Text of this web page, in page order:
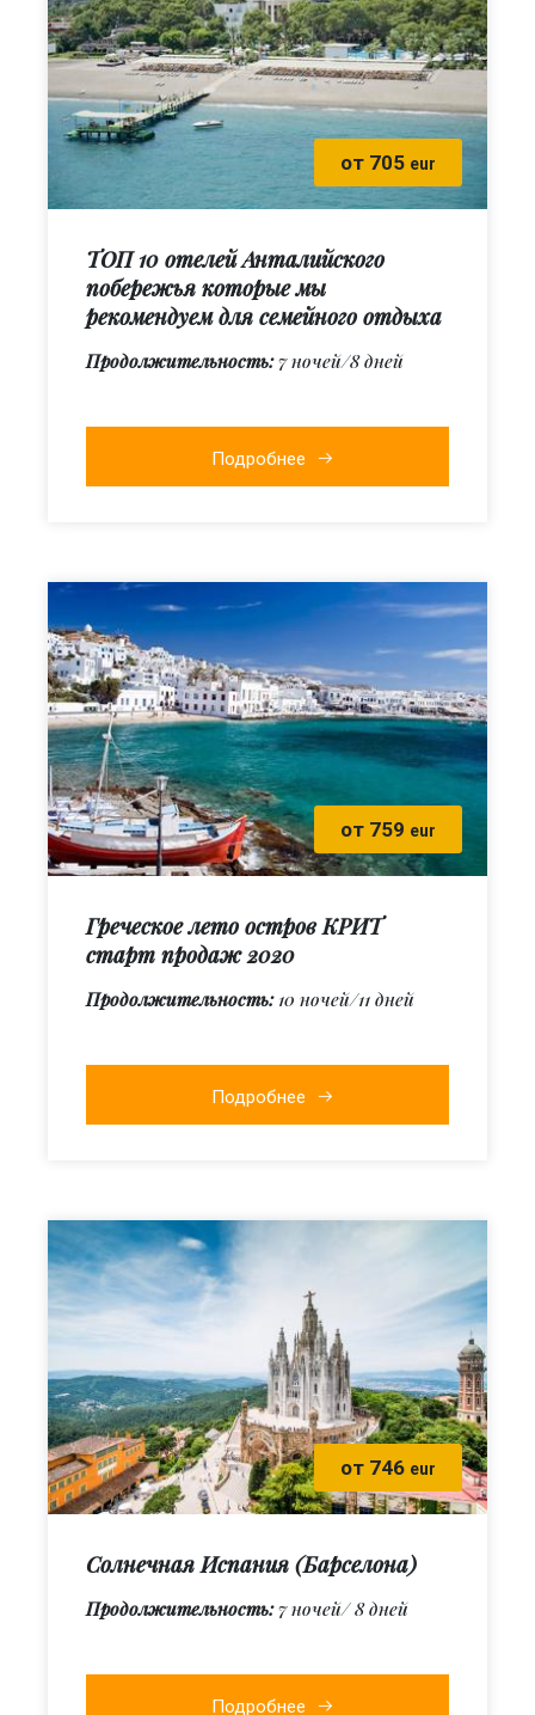
от 705 eur
ТОП 10 отелей Анталийского
побережья которые мы
рекомендуем для семейного отдыха
Продолжительность:7 ночей/8 дней
Подробнее
от 759 eur
Греческое лето остров КРИТ
старт продаж 2020
Продолжительность:10 ночей/11 дней
Подробнее
от 746 eur
Солнечная Испания (Барселона)
Продолжительность:7 ночей/ 8 дней
Подробнее